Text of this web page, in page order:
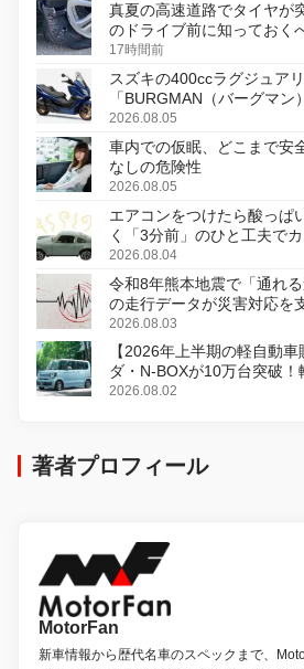
真夏の高速道路でタイヤが
のドライブ前に知っておく
17時間前
スズキの400ccラグジュア
「BURGMAN（バーグマ
変更し、8月18日に発売
2026.08.05
車内での仮眠、どこまで安
なしの危険性
2026.08.05
エアコンをつけたら酸っ
く「3分前」のひと工夫で
2026.08.04
令和8年熊本地震で「通れ
の走行データが災害対応を
2026.08.03
【2026年上半期の軽自動
ダ・N-BOXが10万台突破
感
2026.08.02
著者プロフィール
MotorFan
新車情報から歴代名車のスペックまで、